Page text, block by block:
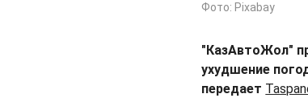
Фото: Pixabay
"КазАвтоЖол"
ухудшение
передает